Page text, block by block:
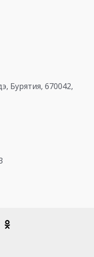
Бурятия, 670042,